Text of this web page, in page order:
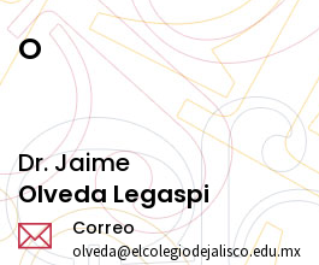
O
Dr. Jaime
Olveda Legaspi
Correo
olveda@elcolegiodejalisco.edu.mx